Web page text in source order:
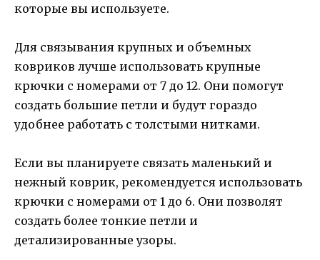
которые вы используете.
Для связывания крупных и объемных
ковриков лучше использовать крупные
крючки с номерами от 7 до 12. Они помогут
создать большие петли и будут гораздо
удобнее работать с толстыми нитками.
Если вы планируете связать маленький и
нежный коврик, рекомендуется использовать
крючки с номерами от 1 до 6. Они позволят
создать более тонкие петли и
детализированные узоры.